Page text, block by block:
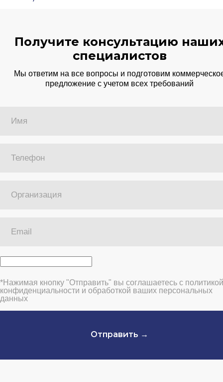
Получите консультацию
специалистов
Мы ответим на все вопросы и подготовим
предложение с учетом всех требований
*Нажимая кнопку "Отправить" вы соглашаетесь с политикой
конфиденциальности и обработкой ваших персональных
данных
Отправить →